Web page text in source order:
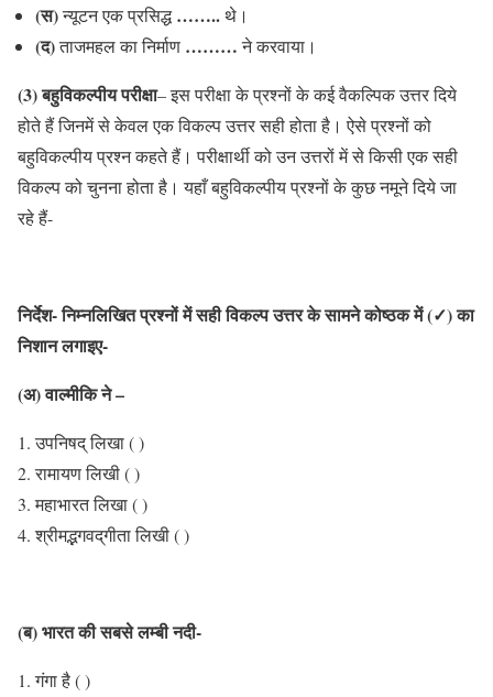
(स)न्यूटन एक प्रसिद्ध……..थे।
(द)ताजमहल का निर्माण ………ने करवाया।
(3) बहुविकल्पीय परीक्षा– इस परीक्षा के प्रश्नों के कई वैकल्पिक उत्तर दिये
होते हैं जिनमें से केवल एक विकल्प उत्तर सही होता है। ऐसे प्रश्नों को
बहुविकल्पीय प्रश्न कहते हैं। परीक्षार्थी को उन उत्तरों में से किसी एक सही
विकल्प को चुनना होता है। यहाँ बहुविकल्पीय प्रश्नों के कुछ नमूने दिये जा
रहे हैं-
निर्देश- निम्नलिखित प्रश्नों में सही विकल्प उत्तर के सामने कोष्ठक में (✓) का
निशान लगाइए-
(अ) वाल्मीकि ने –
उपनिषद् लिखा ( )
रामायण लिखी ( )
महाभारत लिखा ( )
श्रीमद्भगवद्‌गीता लिखी ( )
(ब) भारत की सबसे लम्बी नदी-
गंगा है ( )